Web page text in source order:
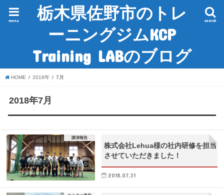
栃木県佐野市のトレ
ーニングジムKCP
Training LABのブログ
search
menu
HOME 2018年 7月
2018年7月
講演報告
株式会社Lehua様の社内研修を担当
させていただきました！
2018.07.31